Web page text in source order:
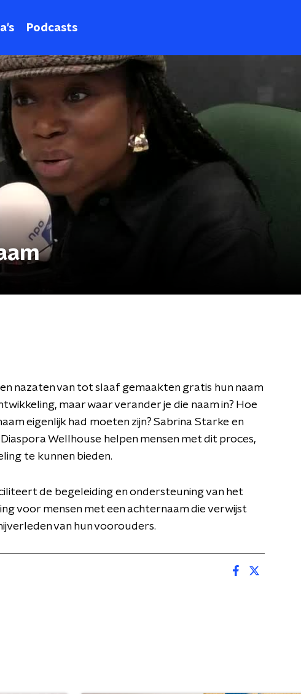
Podcasts
nazaten van tot slaaf gemaakten gratis hun naam
maar waar verander je die naam in? Hoe
eigenlijk had moeten zijn? Sabrina Starke en
Diaspora Wellhouse helpen mensen met dit proces,
te kunnen bieden.
de begeleiding en ondersteuning van het
voor mensen met een achternaam die verwijst
van hun voorouders.